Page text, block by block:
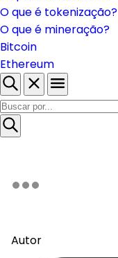
O que é tokenização?
O que é mineração?
Bitcoin
Ethereum
Autor